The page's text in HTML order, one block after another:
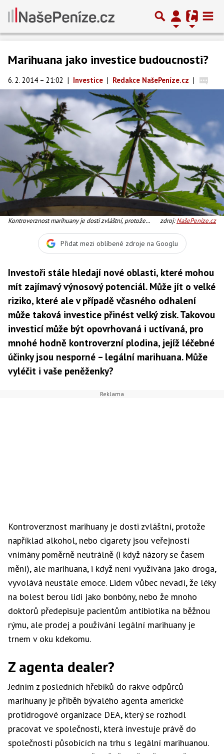
Marihuana jako investice budoucnosti?
6. 2. 2014 – 21:02 | Investice | Redakce NašePeníze.cz |
Kontroverznost marihuany je dosti zvláštní, protože
poměrně neutrálně (i když názory se časem mění), ale
marihuana, i když není využívána jako droga, vyvolává
zdroj:NašePeníze.cz
Přidat mezi oblíbené zdroje na Googlu
Investoři stále hledají nové oblasti, které mohou
mít zajímavý výnosový potenciál. Může jít o velké
riziko, které ale v případě včasného odhalení
může taková investice přinést velký zisk. Takovou
investicí může být opovrhovaná i uctívaná, pro
mnohé hodně kontroverzní plodina, jejíž léčebné
účinky jsou nesporné – legální marihuana. Může
vyléčit i vaše peněženky?
Kontroverznost marihuany je dosti zvláštní, protože
například alkohol, nebo cigarety jsou veřejností
vnímány poměrně neutrálně (i když názory se časem
mění), ale marihuana, i když není využívána jako droga,
vyvolává neustále emoce. Lidem vůbec nevadí, že léky
na bolest berou lidi jako bonbóny, nebo že mnoho
doktorů předepisuje pacientům antibiotika na běžnou
rýmu, ale prodej a používání legální marihuany je
trnem v oku kdekomu.
Z agenta dealer?
Jedním z posledních hřebíků do rakve odpůrců
marihuany je příběh bývalého agenta americké
protidrogové organizace DEA, který se rozhodl
pracovat ve společnosti, která investuje právě do
společností působících na trhu s legální marihuanou.